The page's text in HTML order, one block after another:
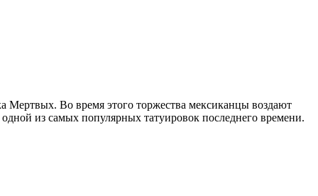
Мертвых. Во время этого торжества мексиканцы воздают
из самых популярных татуировок последнего времени.